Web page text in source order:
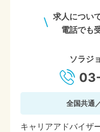
求人につい
電話でも
ソラジ
全国共通
キャリアアドバイザ